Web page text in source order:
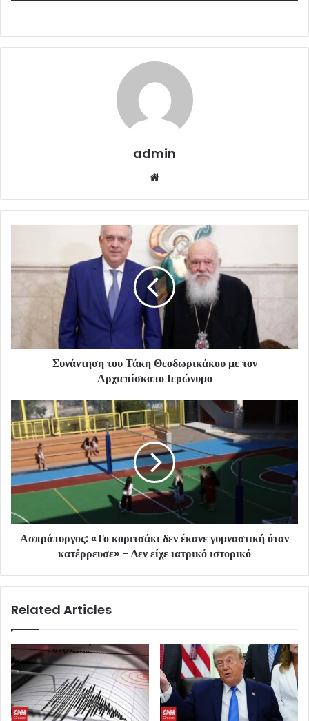
admin
Συνάντηση του Τάκη Θεοδωρικάκου με τον
Αρχιεπίσκοπο Ιερώνυμο
Ασπρόπυργος: «Το κοριτσάκι δεν έκανε γυμναστική όταν
κατέρρευσε» - Δεν είχε ιατρικό ιστορικό
Related Articles